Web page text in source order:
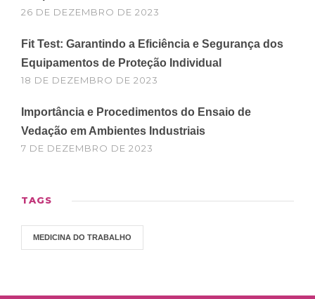
26 DE DEZEMBRO DE 2023
Fit Test: Garantindo a Eficiência e Segurança dos
Equipamentos de Proteção Individual
18 DE DEZEMBRO DE 2023
Importância e Procedimentos do Ensaio de
Vedação em Ambientes Industriais
7 DE DEZEMBRO DE 2023
TAGS
MEDICINA DO TRABALHO